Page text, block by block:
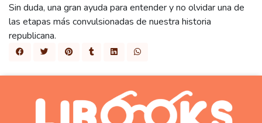
Sin duda, una gran ayuda para entender y no olvidar una de
las etapas más convulsionadas de nuestra historia
republicana.